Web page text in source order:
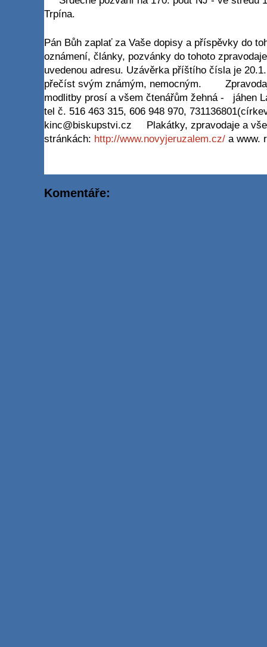
Trpína.
Pán Bůh zaplať za Vaše dopisy a příspěvky do
oznámení, články, pozvánky do tohoto
uvedenou adresu. Uzávěrka příštího čísla je
přečíst svým známým, nemocným. Zpravodaj
modlitby prosí a všem čtenářům žehná - jáhen
tel č. 516 463 315, 606 948 970,
kinc@biskupstvi.cz Plakátky, zpravodaje a
stránkách: http://www.novyjeruzalem.cz/a www.
Komentáře: